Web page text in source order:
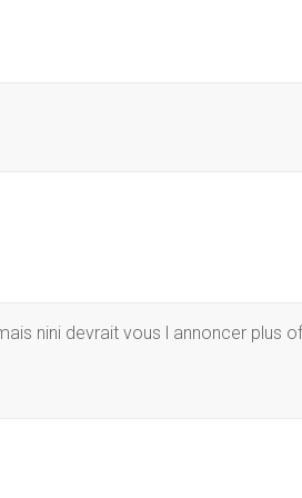
nini devrait vous l annoncer plus